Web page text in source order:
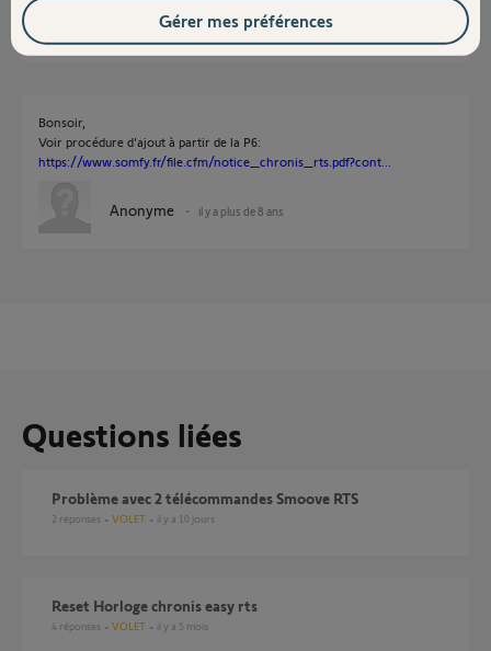
il y a plus de 8 ans
Bonsoir,
Voir procédure d'ajout à partir de la P6:
https://www.somfy.fr/file.cfm/notice_chronis_rts.pdf?cont...
Anonyme il y a plus de 8 ans
Questions liées
Problème avec 2 télécommandes Smoove RTS
2 réponses VOLET il y a 10 jours
Reset Horloge chronis easy rts
4 réponses VOLET il y a 5 mois
Gérer mes préférences